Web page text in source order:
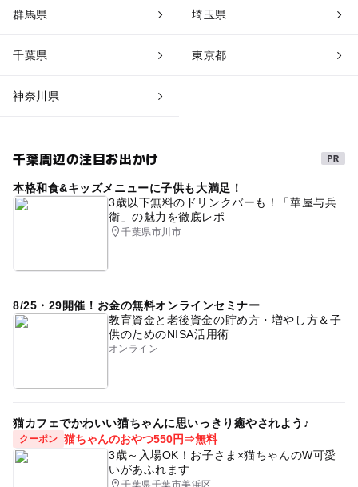
群馬県 埼玉県
千葉県 東京都
神奈川県
千葉周辺の注目お出かけ
本格和食&キッズメニューに子供も大満足！
3歳以下無料のドリンクバーも！「華屋与兵
衛」の魅力を徹底レポ
千葉県市川市
8/25・29開催！お金の無料オンラインセミナー
教育資金と老後資金の貯め方・増やし方＆子
供のためのNISA活用術
オンライン
猫カフェでかわいい猫ちゃんに思いっきり癒やされよう♪
クーポン 猫ちゃんのおやつ550円⇒無料
3歳～入場OK！お子さま×猫ちゃんのW可愛
いがあふれます
千葉県千葉市美浜区